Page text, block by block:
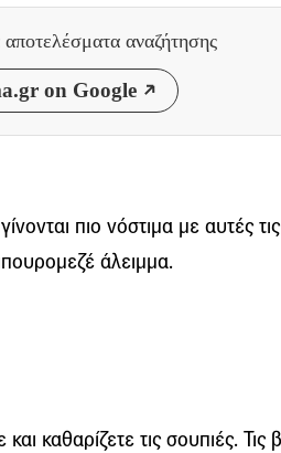
αποτελέσματα αναζήτησης
on Google
πιο νόστιμα με αυτές τις
άλειμμα.
και καθαρίζετε τις σουπιές.